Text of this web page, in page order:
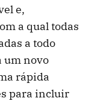
e,
a qual todas
a todo
um novo
rápida
para incluir